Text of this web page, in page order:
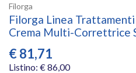
Filorga
Filorga Linea
Crema Multi-Correttrice
€81,71
Listino: € 86,00